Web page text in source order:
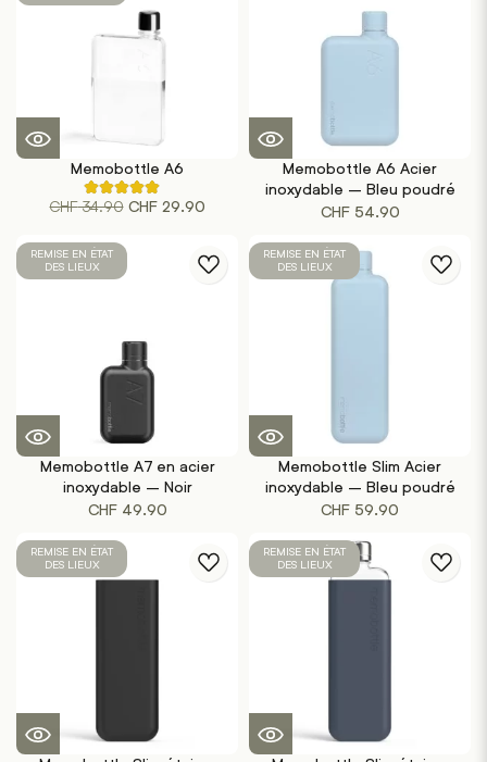
Memobottle A6
Noté
4.67
5
sur
la
base
clients
CHF34.90 Le
initial
était :
CHF29.90Le
actuel
est :
Memobottle A6 Acier
inoxydable – Bleu poudré
CHF54.90
REMISE EN ÉTAT
DES LIEUX
Memobottle A7 en acier
inoxydable – Noir
CHF49.90
REMISE EN ÉTAT
DES LIEUX
Memobottle Slim Acier
inoxydable – Bleu poudré
CHF 59.90
REMISE EN ÉTAT
DES LIEUX
REMISE EN ÉTAT
DES LIEUX